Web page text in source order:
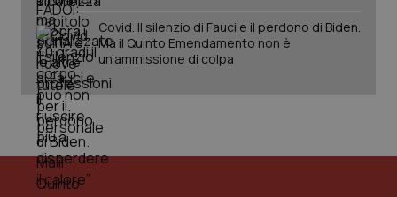
Covid. Il silenzio di Fauci e il perdono di Biden.
Ma il Quinto Emendamento non è
un’ammissione di colpa
PHPSESSID
PHP.net